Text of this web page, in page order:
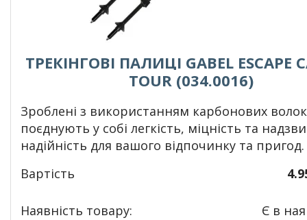
ТРЕКІНГОВІ ПАЛИЦІ GABEL ESCAPE
TOUR (034.0016)
Зроблені з використанням карбонових
поєднують у собі легкість, міцність та
надійність для вашого відпочинку та пригод.
Вартість
Наявність товару: Є в